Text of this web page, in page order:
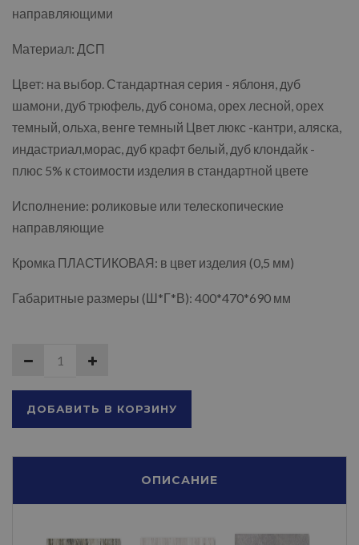
направляющими
Материал: ДСП
Цвет: на выбор. Стандартная серия - яблоня, дуб
шамони, дуб трюфель, дуб сонома, орех лесной, орех
темный, ольха, венге темный Цвет люкс -кантри, аляска,
индастриал,морас, дуб крафт белый, дуб клондайк -
плюс 5% к стоимости изделия в стандартной цвете
Исполнение: роликовые или телескопические
направляющие
Кромка ПЛАСТИКОВАЯ: в цвет изделия (0,5 мм)
Габаритные размеры (Ш*Г*В): 400*470*690 мм
ДОБАВИТЬ В КОРЗИНУ
ОПИСАНИЕ